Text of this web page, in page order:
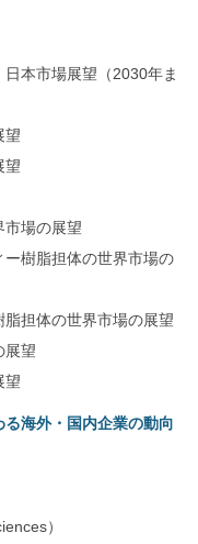
本市場展望（2030年ま
望
望
場の展望
樹脂担体の世界市場の
担体の世界市場の展望
望
望
海外・国内企業の動向
）